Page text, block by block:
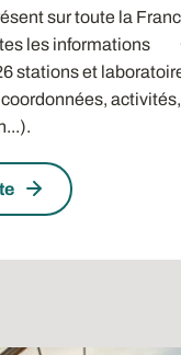
sur toute la
les informations
stations et
activités,